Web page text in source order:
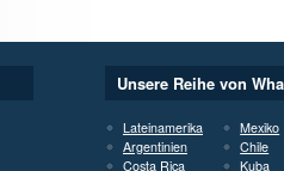
Unsere Reihe von
Lateinamerika
Argentinien
Costa Rica
Mexiko
Chile
Kuba